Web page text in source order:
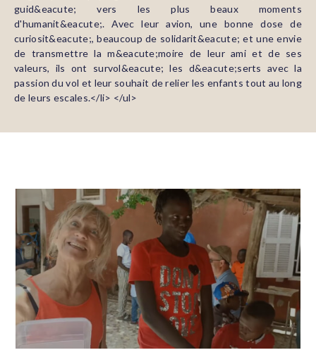
guid&eacute; vers les plus beaux moments
d'humanit&eacute;. Avec leur avion, une bonne dose de
curiosit&eacute;, beaucoup de solidarit&eacute; et une envie
de transmettre la m&eacute;moire de leur ami et de ses
valeurs, ils ont survol&eacute; les d&eacute;serts avec la
passion du vol et leur souhait de relier les enfants tout au long
de leurs escales.</li> </ul>